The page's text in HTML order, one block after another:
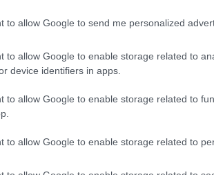
to allow Google to send me personalized
to allow Google to enable storage related to
device identifiers in apps.
to allow Google to enable storage related to
to allow Google to enable storage related to
απαντήσεις μέσω της υπηρεσίας
ψηφιακής αναζήτησης της
με ιστορικό διαλόγου που
Δωρεάν ενημέρωση για
«γενικών γνώσεων»
αξιοποιεί ακόμα περισσότερο
για να αυξήσει τις